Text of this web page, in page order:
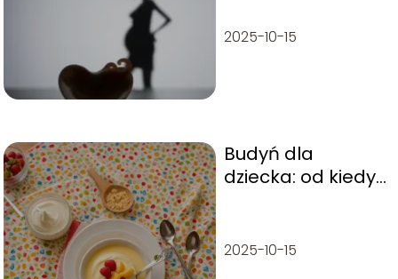
2025-10-15
Budyń dla
dziecka: od kiedy
2025-10-15